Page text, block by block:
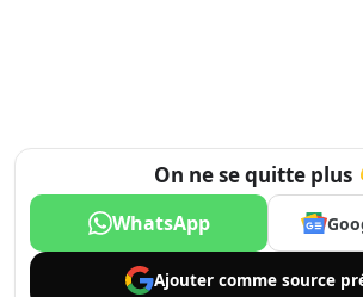
On ne se quitte plus
WhatsApp
Ajouter comme source